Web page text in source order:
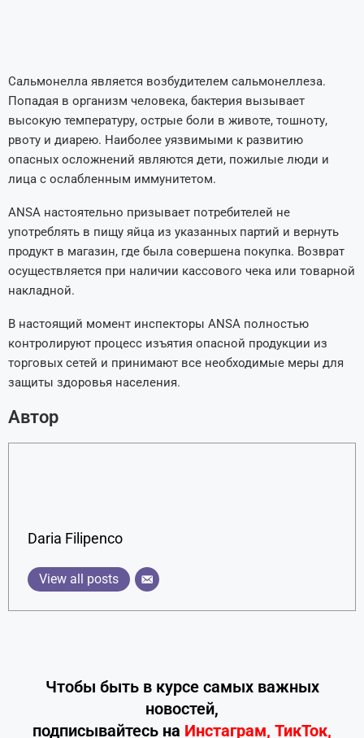
Сальмонелла является возбудителем сальмонеллеза.
Попадая в организм человека, бактерия вызывает
высокую температуру, острые боли в животе, тошноту,
рвоту и диарею. Наиболее уязвимыми к развитию
опасных осложнений являются дети, пожилые люди и
лица с ослабленным иммунитетом.
ANSA настоятельно призывает потребителей не
употреблять в пищу яйца из указанных партий и вернуть
продукт в магазин, где была совершена покупка. Возврат
осуществляется при наличии кассового чека или товарной
накладной.
В настоящий момент инспекторы ANSA полностью
контролируют процесс изъятия опасной продукции из
торговых сетей и принимают все необходимые меры для
защиты здоровья населения.
Автор
Daria Filipenco
View all posts
Чтобы быть в курсе самых важных
новостей,
подписывайтесь на Инстаграм, ТикТок,